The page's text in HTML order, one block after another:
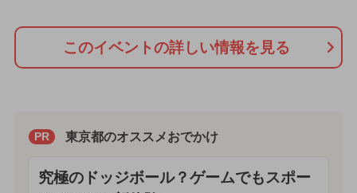
このイベントの詳しい情報を見る
PR 東京都のオススメおでかけ
究極のドッジボール？ゲームでもスポー